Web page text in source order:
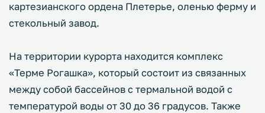
картезианского ордена Плетерье, оленью ферму и
стекольный завод.
На территории курорта находится комплекс
«Терме Рогашка», который состоит из связанных
между собой бассейнов с термальной водой с
температурой воды от 30 до 36 градусов. Также